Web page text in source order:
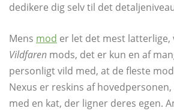
dedikere dig selv til det
Mens mod er let det mest latterlige,
Vildfaren mods, det er kun en af
personligt vild med, at de fleste
Nexus er reskins af
med en kat, der ligner deres egen.